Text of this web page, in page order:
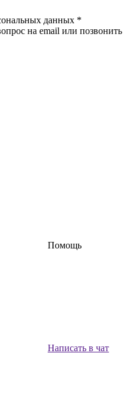
данных *
на email или позвонить
Помощь
Написать в чат